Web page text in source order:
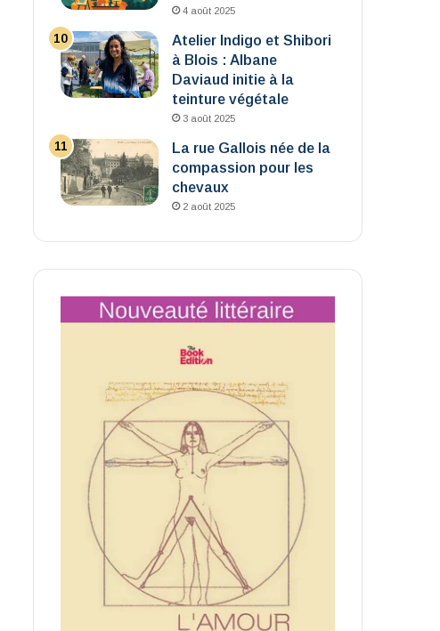
4 août 2025
Atelier Indigo et Shibori
à Blois : Albane
Daviaud initie à la
teinture végétale
3 août 2025
La rue Gallois née de la
compassion pour les
chevaux
2 août 2025